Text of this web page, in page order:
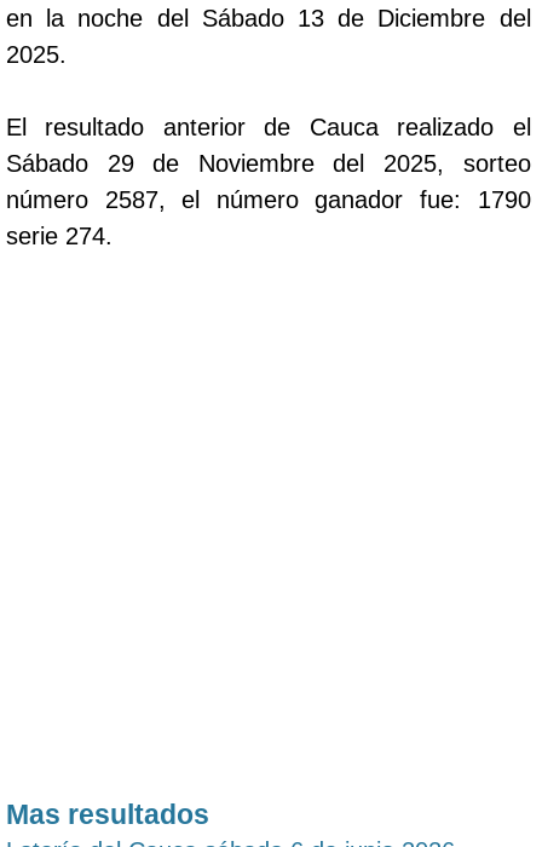
en la noche del Sábado 13 de Diciembre del
2025.
El resultado anterior de Cauca realizado el
Sábado 29 de Noviembre del 2025, sorteo
número 2587, el número ganador fue: 1790
serie 274.
Mas resultados